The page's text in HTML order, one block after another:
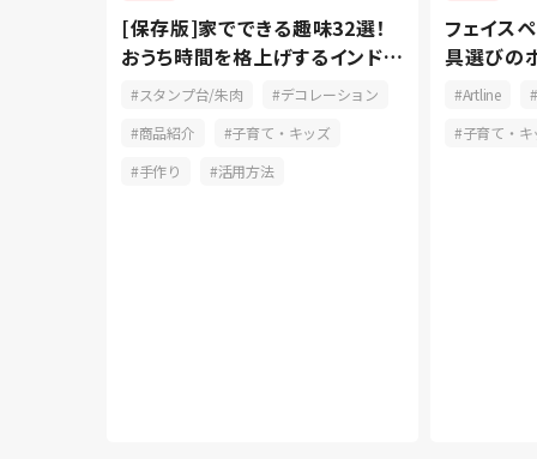
[保存版]家でできる趣味32選！
おうち時間を格上げするインドア
派スタンプ台/朱肉
デコレーション
商品紹介
子育て・キッズ
手作り
活用方法
フェイス
具選びの
カー
Artline
子育て・キ